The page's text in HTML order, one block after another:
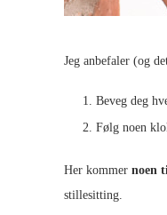
Jeg anbefaler (og
Beveg deg
Følg noen
Her kommer noen
stillesitting.